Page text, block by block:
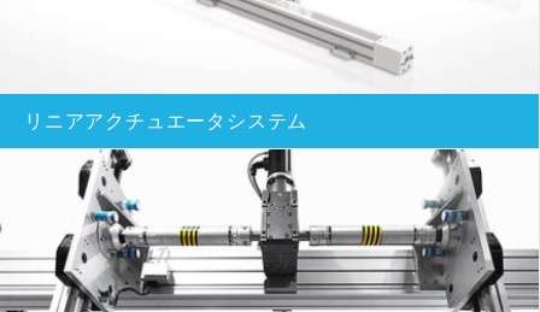
リニアアクチュエータシステム